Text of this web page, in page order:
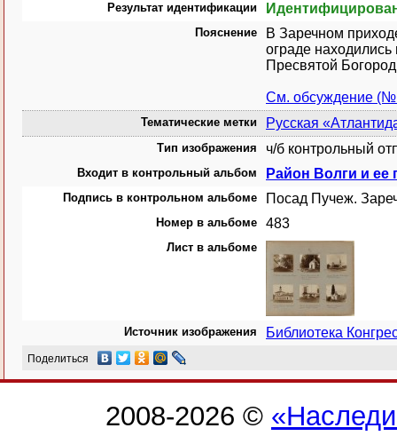
Результат идентификации
Пояснение
В Заречном
ограде
Пресвятой
См. обсуждение
Тематические метки Русская
Тип изображения ч/б контрольный
Входит в контрольный альбом Район Волги и ее
Подпись в контрольном альбоме Посад Пучеж.
Номер в альбоме 483
Лист в альбоме
Источник изображения Библиотека
Поделиться
2008-2026 ©